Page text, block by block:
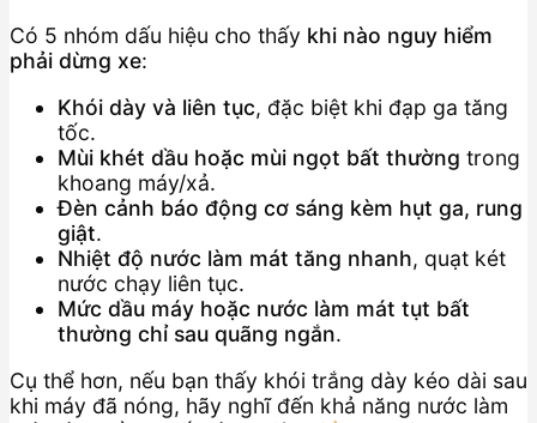
Có 5 nhóm dấu hiệu cho thấy khi nào nguy hiểm
phải dừng xe:
Khói dày và liên tục, đặc biệt khi đạp ga tăng
tốc.
Mùi khét dầu hoặc mùi ngọt bất thường trong
khoang máy/xả.
Đèn cảnh báo động cơ sáng kèm hụt ga, rung
giật.
Nhiệt độ nước làm mát tăng nhanh, quạt két
nước chạy liên tục.
Mức dầu máy hoặc nước làm mát tụt bất
thường chỉ sau quãng ngắn.
Cụ thể hơn, nếu bạn thấy khói trắng dày kéo dài sau
khi máy đã nóng, hãy nghĩ đến khả năng nước làm